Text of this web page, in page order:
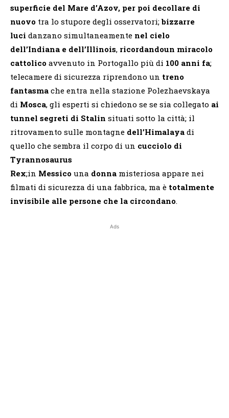
superficie del Mare d’Azov, per poi decollare di
nuovo tra lo stupore degli osservatori;bizzarre
luci danzano simultaneamente nel cielo
dell’Indiana e dell’Illinois, ricordandoun miracolo
cattolico avvenuto in Portogallo più di 100 anni fa;
telecamere di sicurezza riprendono un treno
fantasma che entra nella stazione Polezhaevskaya
di Mosca, gli esperti si chiedono se se sia collegato ai
tunnel segreti di Stalin situati sotto la città; il
ritrovamento sulle montagne dell’Himalaya di
quello che sembra il corpo di un cucciolo di
Tyrannosaurus
Rex;in Messico una donna misteriosa appare nei
filmati di sicurezza di una fabbrica, ma è totalmente
invisibile alle persone che la circondano.
Ads